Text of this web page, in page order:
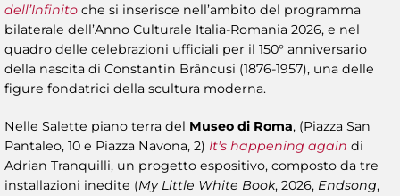
dell’Infinito che si inserisce nell’ambito del programma
bilaterale dell’Anno Culturale Italia-Romania 2026, e nel
quadro delle celebrazioni ufficiali per il 150° anniversario
della nascita di Constantin Brâncuși (1876-1957), una delle
figure fondatrici della scultura moderna.
Nelle Salette piano terra del Museo di Roma, (Piazza San
Pantaleo, 10 e Piazza Navona, 2) It's happening again di
Adrian Tranquilli, un progetto espositivo, composto da tre
installazioni inedite (My Little White Book, 2026, Endsong,